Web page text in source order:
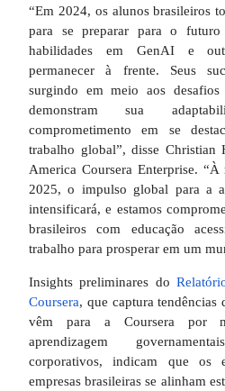
“Em 2024, os alunos brasileiros
para se preparar para o
habilidades em GenAI e
permanecer à frente. Seus
surgindo em meio aos
demonstram sua
comprometimento em se
trabalho global”, disse Christian
America Coursera Enterprise.
2025, o impulso global para a
intensificará, e estamos
brasileiros com educação
trabalho para prosperar em um
Insights preliminares do
Coursera, que captura tendências
vêm para a Coursera por
aprendizagem
corporativos, indicam que os
empresas brasileiras se alinham